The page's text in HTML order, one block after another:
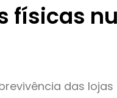
físicas
das lojas